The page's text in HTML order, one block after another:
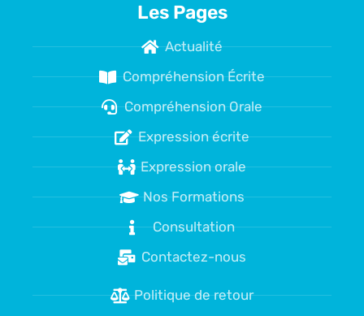
Les Pages
Actualité
Compréhension Écrite
Compréhension Orale
Expression écrite
Expression orale
Nos Formations
Consultation
Contactez-nous
Politique de retour